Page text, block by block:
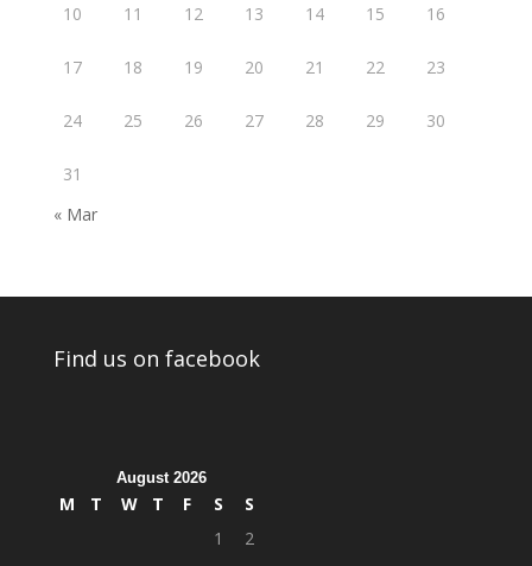
10 11 12 13 14 15 16
17 18 19 20 21 22 23
24 25 26 27 28 29 30
31
« Mar
Find us on facebook
August 2026
M T W T F S
S
1
2